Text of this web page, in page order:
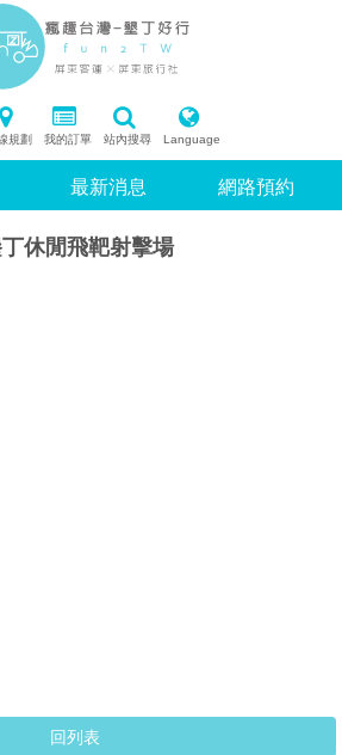
規劃 我的訂單 站內搜尋 Language
最新消息 網路預約
休閒飛靶射擊場